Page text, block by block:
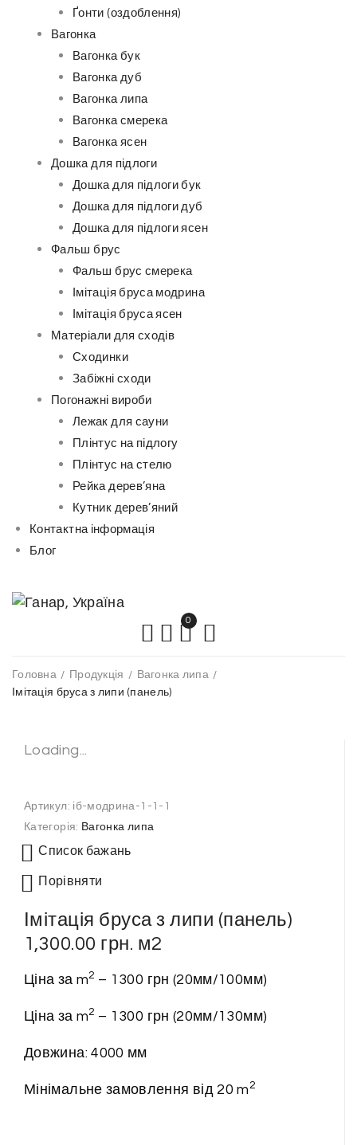
Ґонти (оздоблення)
Вагонка
Вагонка бук
Вагонка дуб
Вагонка липа
Вагонка смерека
Вагонка ясен
Дошка для підлоги
Дошка для підлоги бук
Дошка для підлоги дуб
Дошка для підлоги ясен
Фальш брус
Фальш брус смерека
Імітація бруса модрина
Імітація бруса ясен
Матеріали для сходів
Сходинки
Забіжні сходи
Погонажні вироби
Лежак для сауни
Плінтус на підлогу
Плінтус на стелю
Рейка дерев’яна
Кутник дерев’яний
Контактна інформація
Блог
0
Головна / Продукція / Вагонка липа /
Імітація бруса з липи (панель)
Loading...
Артикул: іб-модрина-1-1-1
Категорія: Вагонка липа
Список бажань
Порівняти
Імітація бруса з липи (панель)
1,300.00 грн. м2
Ціна за m2 – 1300 грн (20мм/100мм)
Ціна за m2 – 1300 грн (20мм/130мм)
Довжина: 4000 мм
Мінімальне замовлення від 20 m 2